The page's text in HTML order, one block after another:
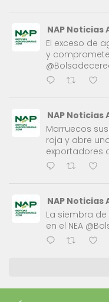
NAP Noticias
El exceso de
y
NAP Noticias
Marruecos
roja y abre
exportadores
NAP Noticias
La siembra
en el NEA